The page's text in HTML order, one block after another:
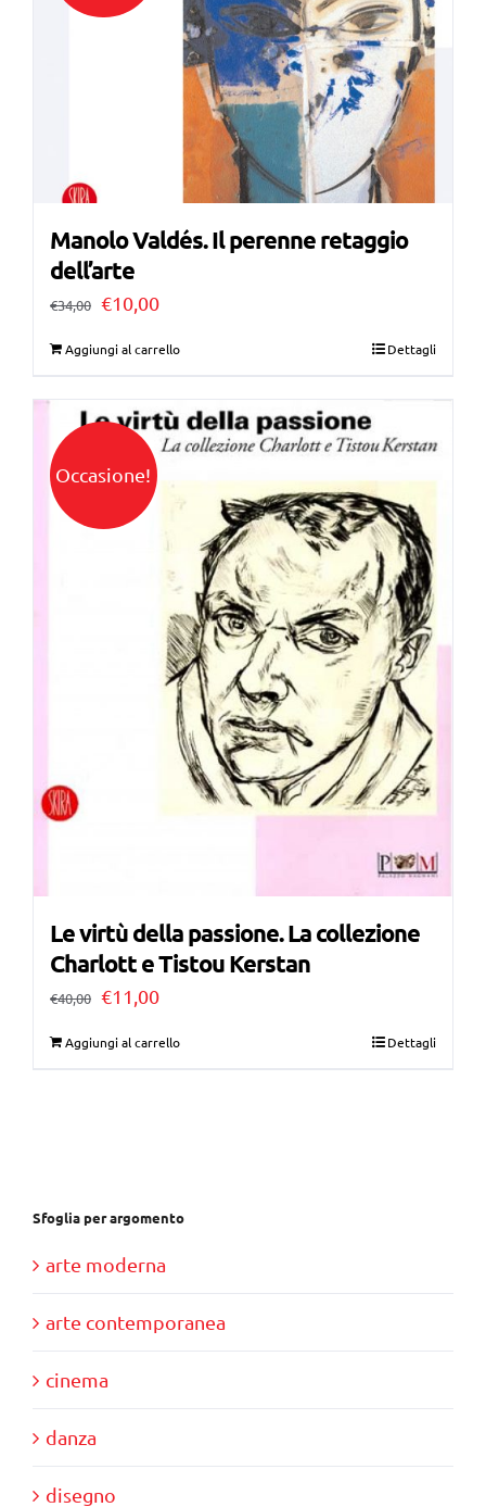
Manolo Valdés. Il perenne retaggio
dell’arte
€34,00 Il
€34,00.
€10,00Il
è:
€10,00.
Aggiungi al carrello Dettagli
Occasione!
Le virtù della passione. La collezione
Charlott e Tistou Kerstan
€40,00 Il
€11,00Il
Aggiungi al carrello Dettagli
Sfoglia per argomento
arte moderna
arte contemporanea
cinema
danza
disegno